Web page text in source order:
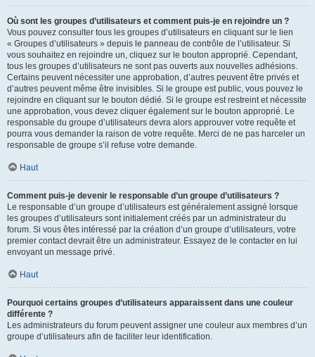
Où sont les groupes d’utilisateurs et comment puis-je en rejoindre un ?
Vous pouvez consulter tous les groupes d’utilisateurs en cliquant sur le lien
« Groupes d’utilisateurs » depuis le panneau de contrôle de l’utilisateur. Si
vous souhaitez en rejoindre un, cliquez sur le bouton approprié. Cependant,
tous les groupes d’utilisateurs ne sont pas ouverts aux nouvelles adhésions.
Certains peuvent nécessiter une approbation, d’autres peuvent être privés et
d’autres peuvent même être invisibles. Si le groupe est public, vous pouvez le
rejoindre en cliquant sur le bouton dédié. Si le groupe est restreint et nécessite
une approbation, vous devez cliquer également sur le bouton approprié. Le
responsable du groupe d’utilisateurs devra alors approuver votre requête et
pourra vous demander la raison de votre requête. Merci de ne pas harceler un
responsable de groupe s’il refuse votre demande.
Haut
Comment puis-je devenir le responsable d’un groupe d’utilisateurs ?
Le responsable d’un groupe d’utilisateurs est généralement assigné lorsque
les groupes d’utilisateurs sont initialement créés par un administrateur du
forum. Si vous êtes intéressé par la création d’un groupe d’utilisateurs, votre
premier contact devrait être un administrateur. Essayez de le contacter en lui
envoyant un message privé.
Haut
Pourquoi certains groupes d’utilisateurs apparaissent dans une couleur
différente ?
Les administrateurs du forum peuvent assigner une couleur aux membres d’un
groupe d’utilisateurs afin de faciliter leur identification.